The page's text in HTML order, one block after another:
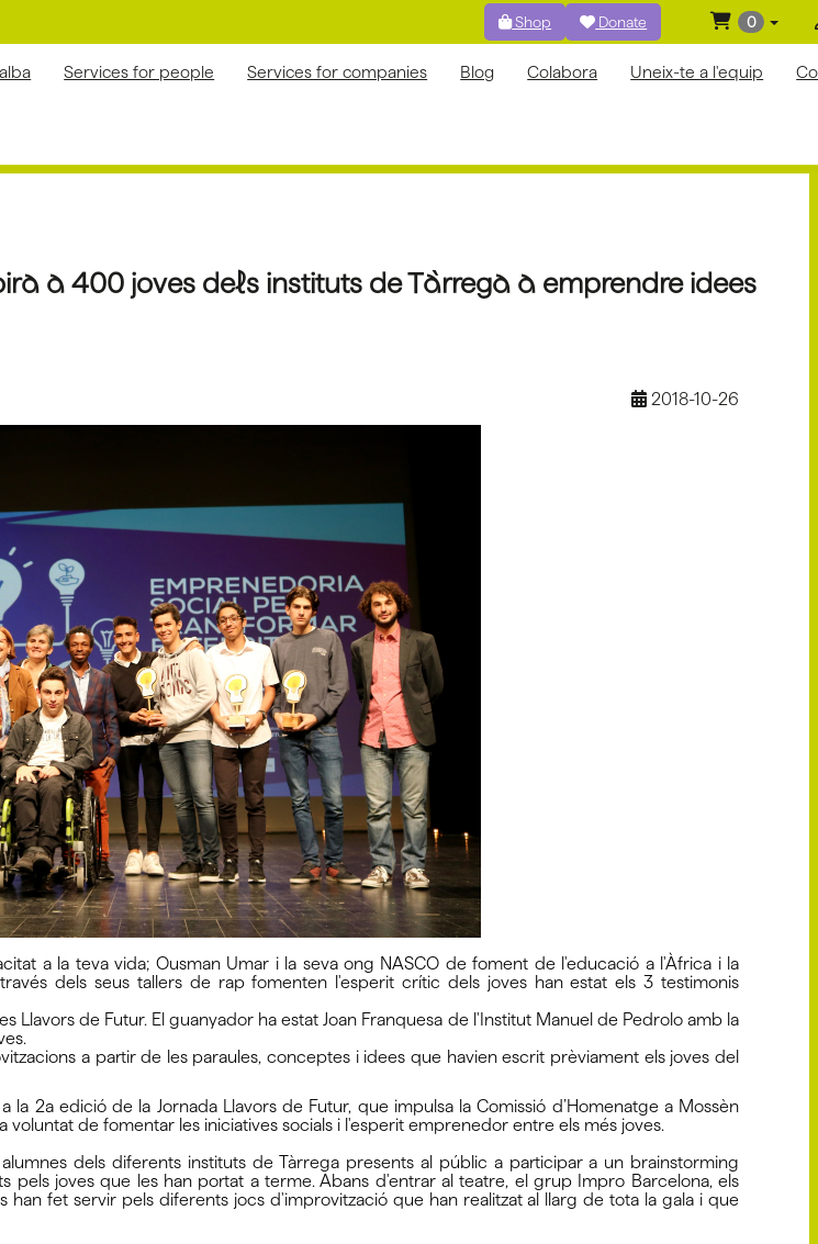
Shop Donate 0
Services for people Services for companies Blog Colabora Uneix-te a l'equip
a 400 joves dels instituts de Tàrrega a emprendre idees
2018-10-26
a la teva vida; Ousman Umar i la seva ong NASCO de foment de l'educació a l'Àfrica i la
dels seus tallers de rap fomenten l'esperit crític dels joves han estat els 3 testimonis
Llavors de Futur. El guanyador ha estat Joan Franquesa de l'Institut Manuel de Pedrolo amb la
a partir de les paraules, conceptes i idees que havien escrit prèviament els joves del
2a edició de la Jornada Llavors de Futur, que impulsa la Comissió d’Homenatge a Mossèn
voluntat de fomentar les iniciatives socials i l'esperit emprenedor entre els més joves.
dels diferents instituts de Tàrrega presents al públic a participar a un brainstorming
joves que les han portat a terme. Abans d'entrar al teatre, el grup Impro Barcelona, els
fet servir pels diferents jocs d'improvització que han realitzat al llarg de tota la gala i que